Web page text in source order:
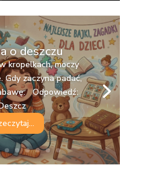
o deszczu
kropelkach, moczy
zaczyna padać,
Odpowiedź:
zimą wesoło opada.
bałwana, to super
Śnieg